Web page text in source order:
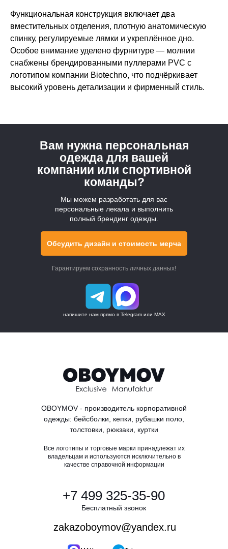
Функциональная конструкция включает два
вместительных отделения, плотную анатомическую
спинку, регулируемые лямки и укреплённое дно.
Особое внимание уделено фурнитуре — молнии
снабжены брендированными пуллерами PVC с
логотипом компании Biotechno, что подчёркивает
высокий уровень детализации и фирменный стиль.
Вам нужна персональная
одежда для вашей
компании или спортивной
команды?
Мы можем разработать для вас
персональные лекала и выполнить
полный брендинг одежды.
Гарантируем сохранность личных данных!
напишите нам прямо в Telegram или MAX
Обсудить дизайн и стоимость мерча
Каталог
Оптовые заказы
+7 499 325-35-90
Бесплатный звонок
О компании
OBOYMOV - производитель корпоративной
одежды: бейсболки, кепки, рубашки поло,
толстовки, рюкзаки, куртки
Контакты
Все логотипы и торговые марки принадлежат их
владельцам и используются исключительно в
качестве справочной информации
zakazoboymov@yandex.ru